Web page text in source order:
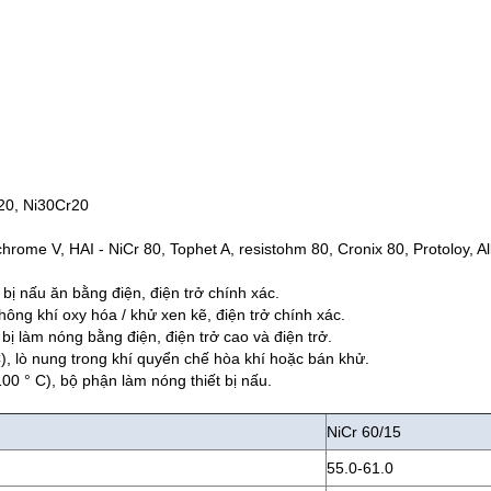
Ni30Cr20
V, HAI - NiCr 80, Tophet A, resistohm 80, Cronix 80, Protoloy,
nấu ăn bằng điện, điện trở chính xác.
khí oxy hóa / khử xen kẽ, điện trở chính xác.
làm nóng bằng điện, điện trở cao và điện trở.
lò nung trong khí quyển chế hòa khí hoặc bán khử.
° C), bộ phận làm nóng thiết bị nấu.
NiCr 60/15
55.0-61.0